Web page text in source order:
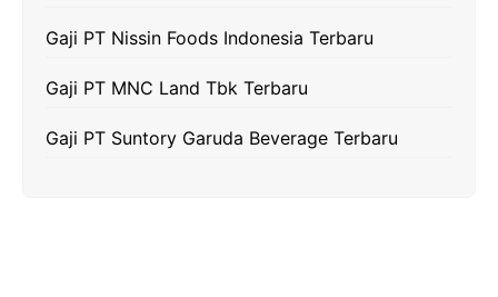
Gaji PT Nissin Foods Indonesia Terbaru
Gaji PT MNC Land Tbk Terbaru
Gaji PT Suntory Garuda Beverage Terbaru